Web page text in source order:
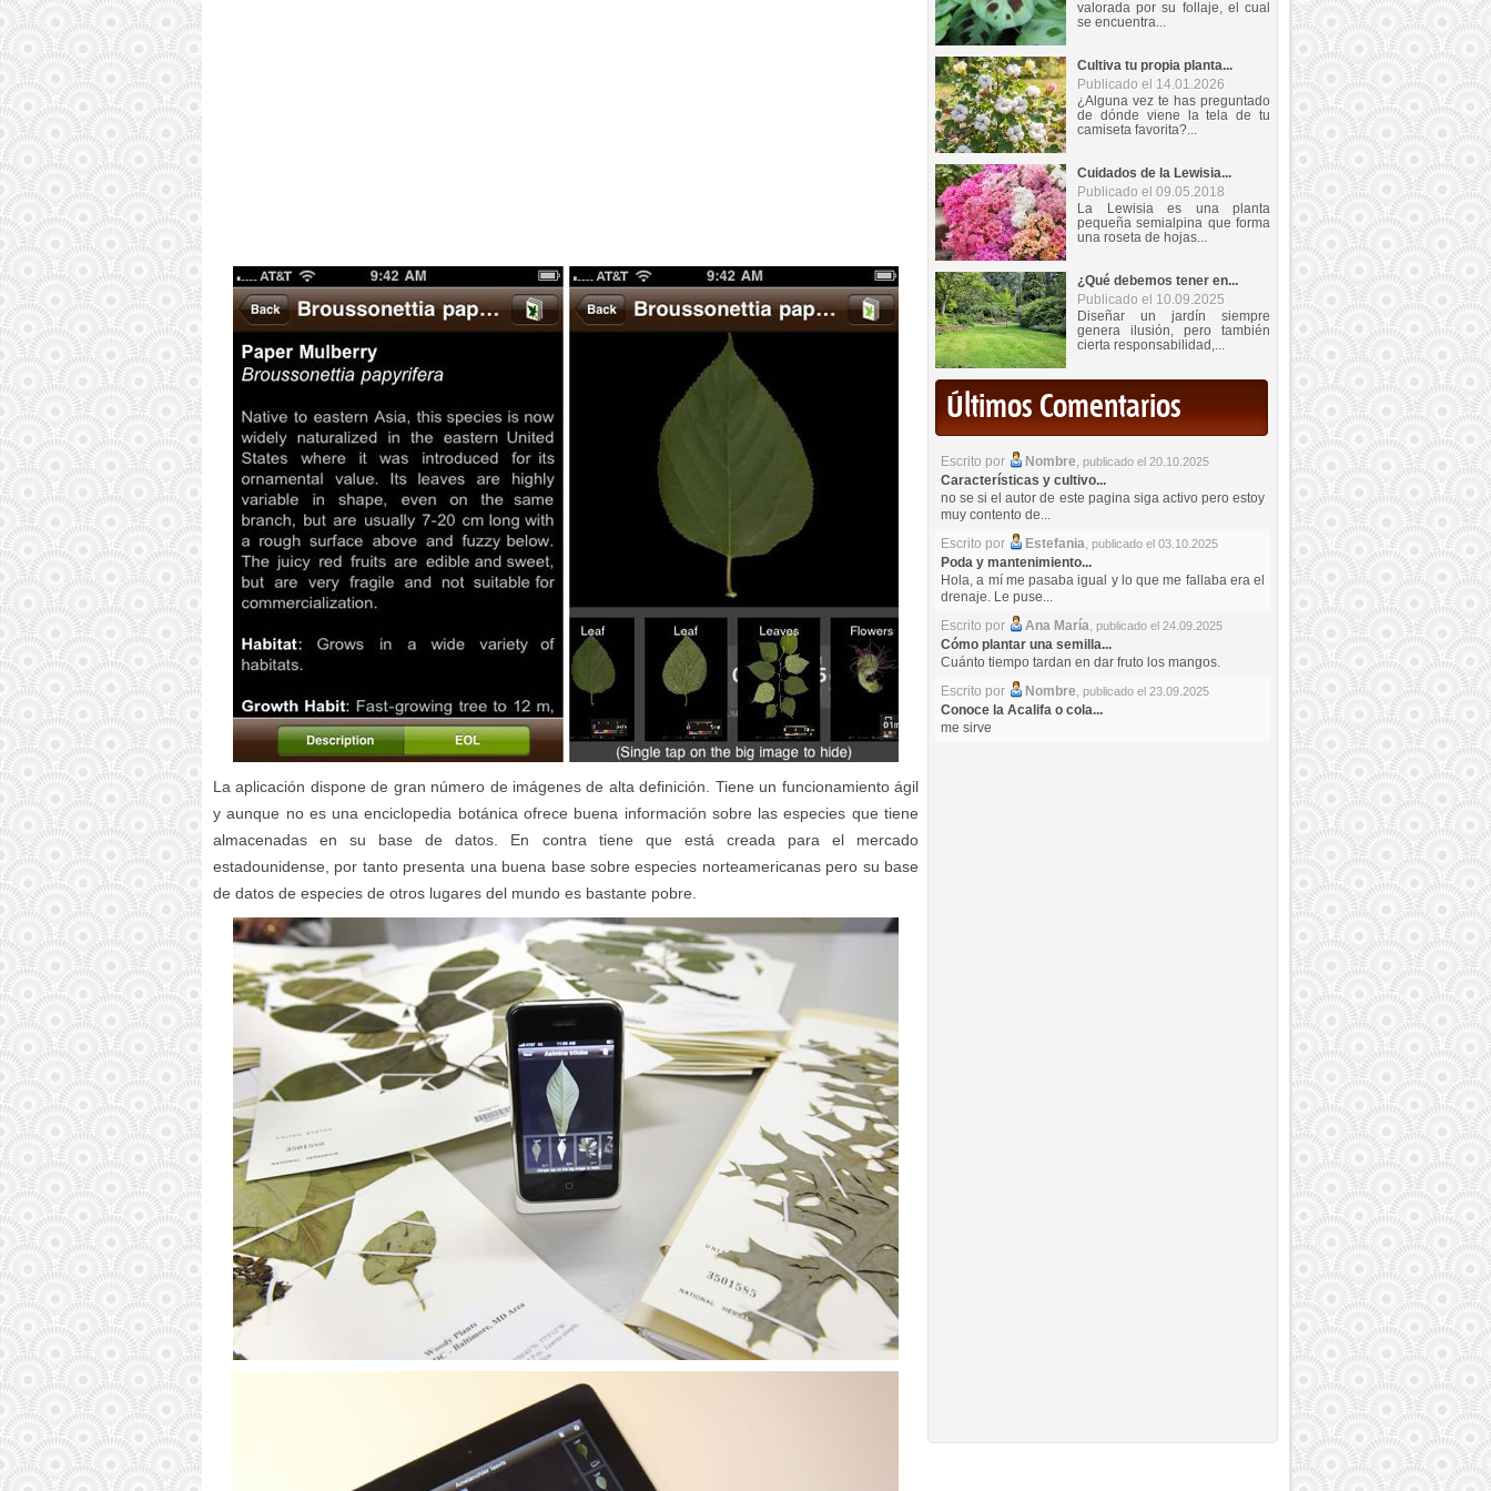
La aplicación dispone de gran número de imágenes de alta definición. Tiene un funcionamiento ágil
y aunque no es una enciclopedia botánica ofrece buena información sobre las especies que tiene
almacenadas en su base de datos. En contra tiene que está creada para el mercado
estadounidense, por tanto presenta una buena base sobre especies norteamericanas pero su base
de datos de especies de otros lugares del mundo es bastante pobre.
valorada por su follaje, el cual
se encuentra...
Cultiva tu propia planta...
Publicado el 14.01.2026
¿Alguna vez te has preguntado
de dónde viene la tela de tu
camiseta favorita?...
Cuidados de la Lewisia...
Publicado el 09.05.2018
La Lewisia es una planta
pequeña semialpina que forma
una roseta de hojas...
¿Qué debemos tener en...
Publicado el 10.09.2025
Diseñar un jardín siempre
genera ilusión, pero también
cierta responsabilidad,...
Últimos Comentarios
Escrito por Nombre, publicado el 20.10.2025
Características y cultivo...
no se si el autor de este pagina siga activo pero estoy
muy contento de...
Escrito por
Estefania, publicado el 03.10.2025
Poda y mantenimiento...
Hola, a mí me pasaba igual y lo que me fallaba era el
drenaje. Le puse...
Escrito por
Ana María, publicado el 24.09.2025
Cómo plantar una semilla...
Cuánto tiempo tardan en dar fruto los mangos.
Escrito por
Nombre, publicado el 23.09.2025
Conoce la Acalifa o cola...
me sirve